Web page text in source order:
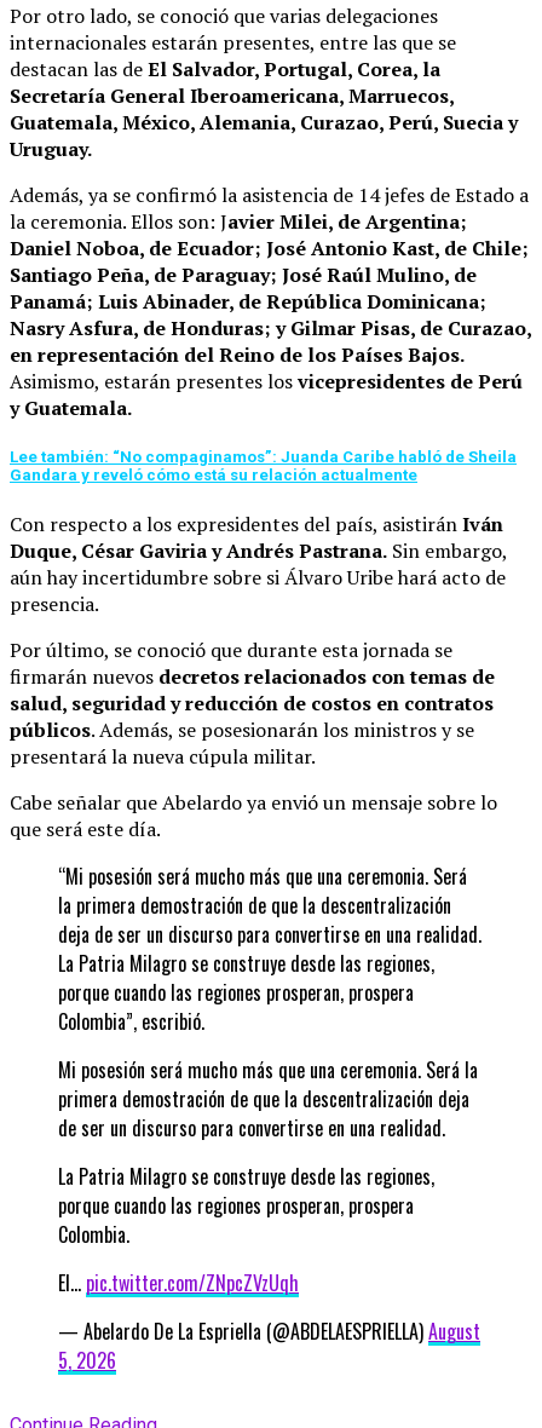
Por otro lado, se conoció que varias delegaciones
internacionales estarán presentes, entre las que se
destacan las deEl Salvador, Portugal, Corea, la
Secretaría General Iberoamericana, Marruecos,
Guatemala, México, Alemania, Curazao, Perú, Suecia y
Uruguay.
Además, ya se confirmó la asistencia de 14 jefes de Estado a
la ceremonia. Ellos son: Javier Milei, de Argentina;
Daniel Noboa, de Ecuador; José Antonio Kast, de Chile;
Santiago Peña, de Paraguay; José Raúl Mulino, de
Panamá; Luis Abinader, de República Dominicana;
Nasry Asfura, de Honduras; y Gilmar Pisas, de Curazao,
en representación del Reino de los Países Bajos.
Asimismo, estarán presentes losvicepresidentes de Perú
y Guatemala.
Lee también: “No compaginamos”: Juanda Caribe habló de Sheila
Gandara y reveló cómo está su relación actualmente
Con respecto a los expresidentes del país, asistiránIván
Duque, César Gaviria y Andrés Pastrana. Sin embargo,
aún hay incertidumbre sobre si Álvaro Uribe hará acto de
presencia.
Por último, se conoció que durante esta jornada se
firmarán nuevos decretos relacionados con temas de
salud, seguridad y reducción de costos en contratos
públicos. Además, se posesionarán los ministros y se
presentará la nueva cúpula militar.
Cabe señalar que Abelardo ya envió un mensaje sobre lo
que será este día.
“Mi posesión será mucho más que una ceremonia. Será
la primera demostración de que la descentralización
deja de ser un discurso para convertirse en una realidad.
La Patria Milagro se construye desde las regiones,
porque cuando las regiones prosperan, prospera
Colombia”, escribió.
Mi posesión será mucho más que una ceremonia. Será la
primera demostración de que la descentralización deja
de ser un discurso para convertirse en una realidad.
La Patria Milagro se construye desde las regiones,
porque cuando las regiones prosperan, prospera
Colombia.
El… pic.twitter.com/ZNpcZVzUqh
— Abelardo De La Espriella (@ABDELAESPRIELLA)August
5, 2026